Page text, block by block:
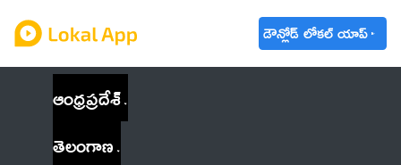
డౌన్లోడ్ లోకల్ యాప్
ఆంధ్రప్రదేశ్
తెలంగాణ